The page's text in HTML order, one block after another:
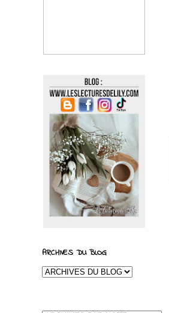
ARCHIVES DU BLOG